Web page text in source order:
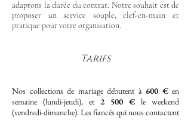
adaptons la durée du contrat. Notre souhait est de
proposer un service souple, clef-en-main et
pratique pour votre organisation.
Tarifs
Nos collections de mariage débutent à 600 €en
semaine (lundi-jeudi), et 2 500 € le weekend
(vendredi-dimanche). Les fiancés qui nous contactent